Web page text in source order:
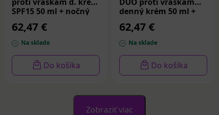
SPF15 50 ml + nočný
62,47 €
Na sklade
Do košíka
denný krém 50 ml +
62,47 €
Na sklade
Do košíka
Zobraziť viac